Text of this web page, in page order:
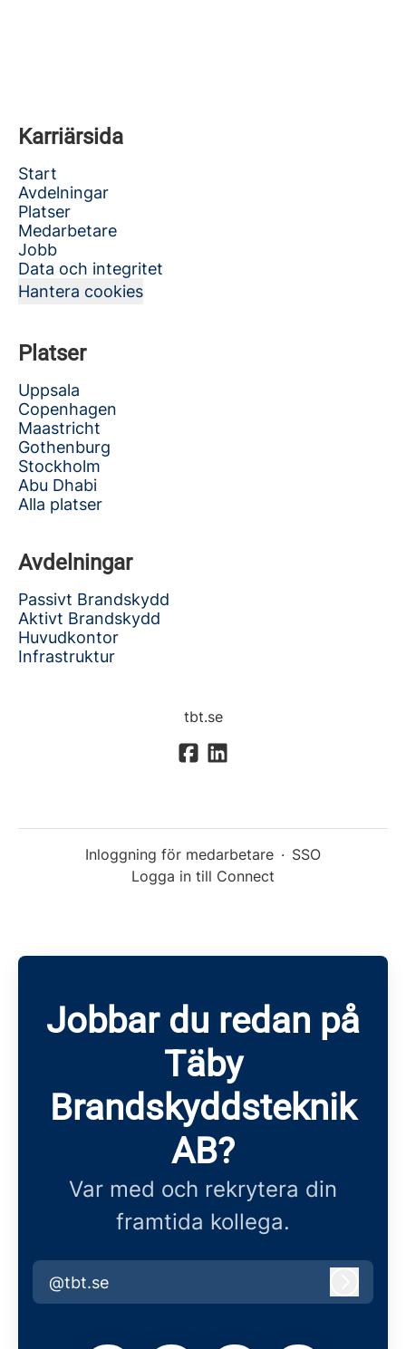
Karriärsida
Start
Avdelningar
Platser
Medarbetare
Jobb
Data och integritet
Hantera cookies
Platser
Uppsala
Copenhagen
Maastricht
Gothenburg
Stockholm
Abu Dhabi
Alla platser
Avdelningar
Passivt Brandskydd
Aktivt Brandskydd
Huvudkontor
Infrastruktur
tbt.se
Inloggning för medarbetare · SSO
Logga in till Connect
Jobbar du redan på
Täby
Brandskyddsteknik
AB?
Var med och rekrytera din
framtida kollega.
@tbt.se